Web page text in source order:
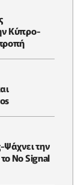
Κύπρο-
Ψάχνει την
No Signal